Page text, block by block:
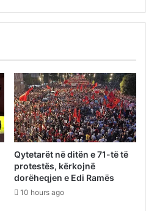
Qytetarët në ditën e 71-të të
protestës, kërkojnë
dorëheqjen e Edi Ramës
10 hours ago